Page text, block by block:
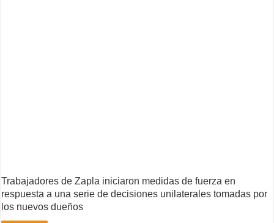
Trabajadores de Zapla iniciaron medidas de fuerza en
respuesta a una serie de decisiones unilaterales tomadas por
los nuevos dueños